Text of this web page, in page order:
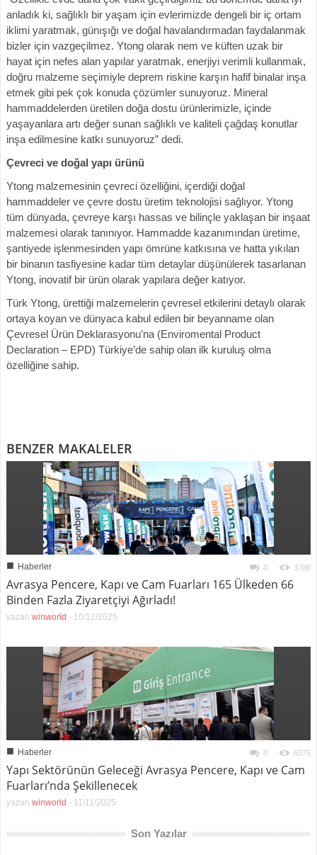
anladık ki, sağlıklı bir yaşam için evlerimizde dengeli bir iç ortam
iklimi yaratmak, günışığı ve doğal havalandırmadan faydalanmak
bizler için vazgeçilmez. Ytong olarak nem ve küften uzak bir
hayat için nefes alan yapılar yaratmak, enerjiyi verimli kullanmak,
doğru malzeme seçimiyle deprem riskine karşın hafif binalar inşa
etmek gibi pek çok konuda çözümler sunuyoruz. Mineral
hammaddelerden üretilen doğa dostu ürünlerimizle, içinde
yaşayanlara artı değer sunan sağlıklı ve kaliteli çağdaş konutlar
inşa edilmesine katkı sunuyoruz” dedi.
Çevreci ve doğal yapı ürünü
Ytong malzemesinin çevreci özelliğini, içerdiği doğal
hammaddeler ve çevre dostu üretim teknolojisi sağlıyor. Ytong
tüm dünyada, çevreye karşı hassas ve bilinçle yaklaşan bir inşaat
malzemesi olarak tanınıyor. Hammadde kazanımından üretime,
şantiyede işlenmesinden yapı ömrüne katkısına ve hatta yıkılan
bir binanın tasfiyesine kadar tüm detaylar düşünülerek tasarlanan
Ytong, inovatif bir ürün olarak yapılara değer katıyor.
Türk Ytong, ürettiği malzemelerin çevresel etkilerini detaylı olarak
ortaya koyan ve dünyaca kabul edilen bir beyanname olan
Çevresel Ürün Deklarasyonu’na (Enviromental Product
Declaration – EPD) Türkiye’de sahip olan ilk kuruluş olma
özelliğine sahip.
BENZER MAKALELER
■ Haberler 0 3786
Avrasya Pencere, Kapı ve Cam Fuarları 165 Ülkeden 66
Binden Fazla Ziyaretçiyi Ağırladı!
yazan winworld - 10/12/2025
■ Haberler 0 8575
Yapı Sektörünün Geleceği Avrasya Pencere, Kapı ve Cam
Fuarları’nda Şekillenecek
yazan winworld - 11/11/2025
Son Yazılar